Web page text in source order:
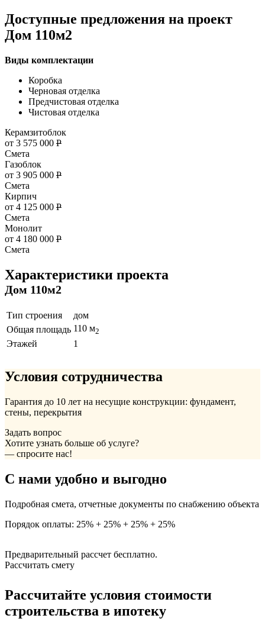
Доступные предложения на проект
Дом 110м2
Виды комплектации
Коробка
Черновая отделка
Предчистовая отделка
Чистовая отделка
Керамзитоблок
от 3 575 000 Р
Смета
Газоблок
от 3 905 000 Р
Смета
Кирпич
от 4 125 000 Р
Смета
Монолит
от 4 180 000 Р
Смета
Характеристики проекта
Дом 110м2
Тип строения
дом
Общая площадь 110 м2
Этажей 1
Условия сотрудничества
Гарантия до 10 лет на несущие конструкции: фундамент,
стены, перекрытия
Задать вопрос
Хотите узнать больше об услуге?
— спросите нас!
С нами удобно и выгодно
Подробная смета, отчетные документы по снабжению объекта
Порядок оплаты: 25% + 25% + 25% + 25%
Предварительный рассчет бесплатно.
Рассчитать смету
Рассчитайте условия стоимости
строительства в ипотеку